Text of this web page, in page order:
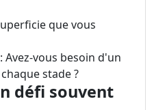
que vous
: Avez-vous besoin d'un
stade ?
défi souvent